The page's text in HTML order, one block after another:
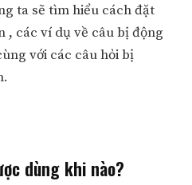
ta sẽ tìm hiểu cách đặt
, các ví dụ về câu bị động
với các câu hỏi bị
dùng khi nào?